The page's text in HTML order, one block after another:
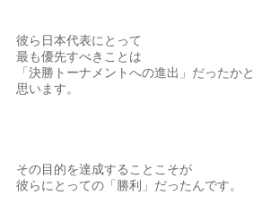
彼ら日本代表にとって
最も優先すべきことは
「決勝トーナメントへの進出」だったかと
思います。
その目的を達成することこそが
彼らにとっての「勝利」だったんです。